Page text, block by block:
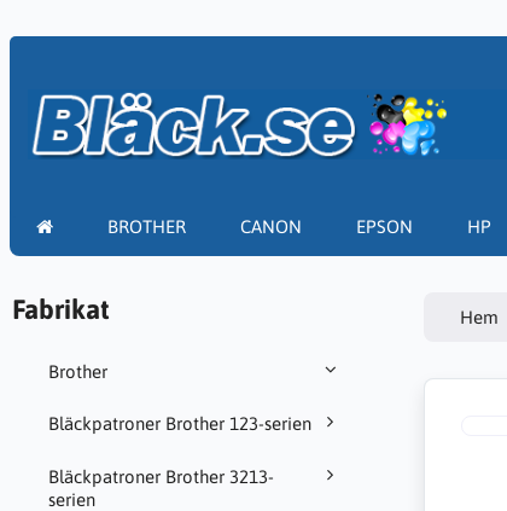
BROTHER CANON EPSON HP
Fabrikat
Brother
Bläckpatroner Brother 123-serien
Bläckpatroner Brother 3213-
serien
Hem